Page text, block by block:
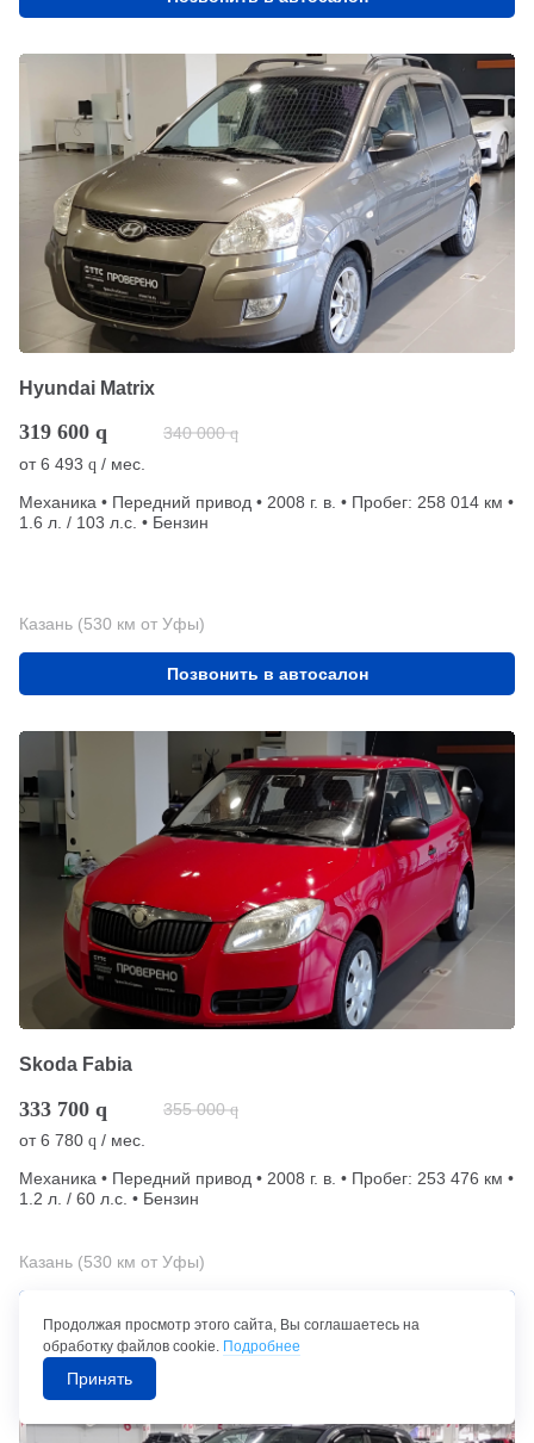
Hyundai Matrix
319 600 q 340 000 q
от6 493 q / мес.
Механика • Передний привод • 2008 г. в. • Пробег: 258 014 км •
1.6 л. / 103 л.с. • Бензин
Казань (530 км от Уфы)
Позвонить в автосалон
Skoda Fabia
333 700 q 355 000 q
от6 780 q / мес.
Механика • Передний привод • 2008 г. в. • Пробег: 253 476 км •
1.2 л. / 60 л.с. • Бензин
Казань (530 км от Уфы)
Скоро в продаже
Продолжая просмотр этого сайта, Вы соглашаетесь на
обработку файлов cookie. Подробнее
Принять